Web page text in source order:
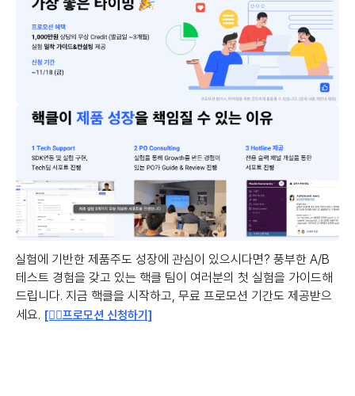
실험에 기반한 제품주도 성장에 관심이 있으시다면? 풍부한 A/B
테스트 경험을 갖고 있는 핵클 팀이 여러분의 첫 실험을 가이드해
드립니다. 지금 핵클을 시작하고, 무료 프로모션 기간도 제공받으
세요. [👉🏻프로모션 신청하기]